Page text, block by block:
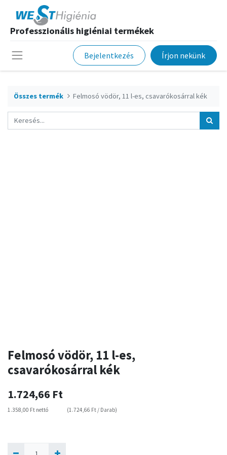
Professzionális higiéniai termékek
Bejelentkezés Írjon nekünk
Összes termék Felmosó vödör, 11 l-es, csavarókosárral kék
Felmosó vödör, 11 l-es,
csavarókosárral kék
1.724,66 Ft
1.358,00 Ft nettó (1.724,66 Ft / Darab)